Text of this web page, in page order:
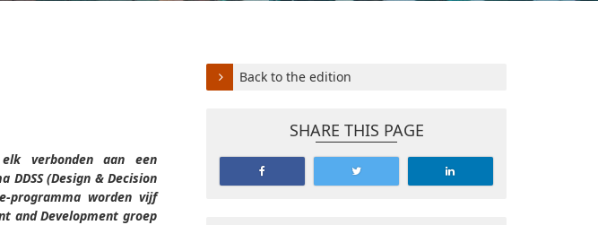
verbonden aan een
(Design & Decision
programma worden vijf
and Development groep
Back to the edition
SHARE THIS PAGE